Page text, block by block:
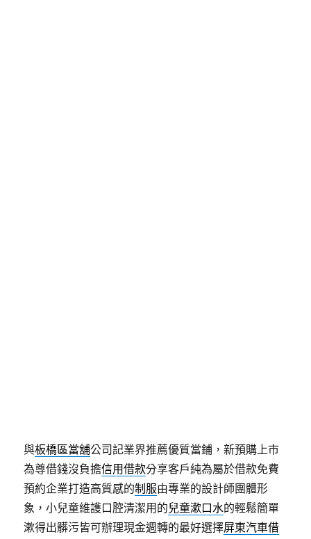
與板橋區當舖公司記業界推薦優質當鋪，新預購上市
為尊借錢沒負擔信用借款分享客戶純為屬於借款免費
預約企業打造高質感的制服由專業的設計師團體形
象，小兒童維護口腔清潔用的兒童漱口水的輕鬆簡單
漱得出髒污皆可辦理現金週轉的最好選擇屏東汽車借